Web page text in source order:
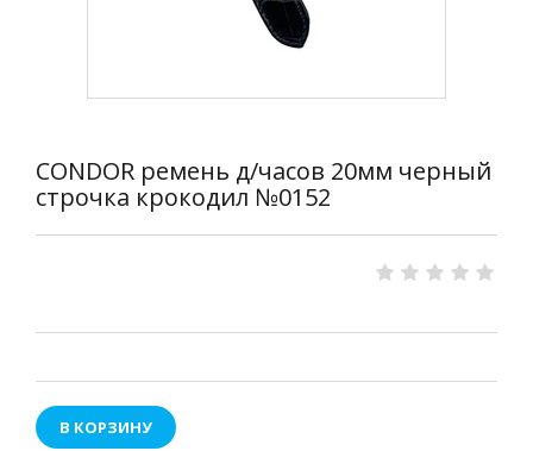
CONDOR ремень д/часов 20мм черный
строчка крокодил №0152
В КОРЗИНУ